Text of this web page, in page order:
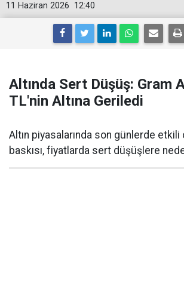
12:40
11 Haziran 2026
Altında Sert Düşüş: Gram
TL'nin Altına Geriledi
Altın piyasalarında son günlerde etkili
baskısı, fiyatlarda sert düşüşlere